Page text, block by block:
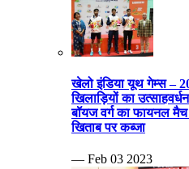
खेलो इंडिया यूथ गेम्स –
खिलाड़ियों का
बॉयज वर्ग का फायनल
खिताब पर कब्जा
— Feb 03 2023